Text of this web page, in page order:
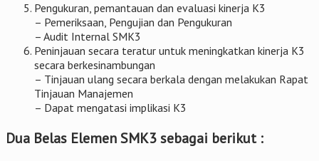
Pengukuran, pemantauan dan evaluasi kinerja K3
– Pemeriksaan, Pengujian dan Pengukuran
– Audit Internal SMK3
Peninjauan secara teratur untuk meningkatkan kinerja K3
secara berkesinambungan
– Tinjauan ulang secara berkala dengan melakukan Rapat
Tinjauan Manajemen
– Dapat mengatasi implikasi K3
Dua Belas Elemen SMK3 sebagai berikut :